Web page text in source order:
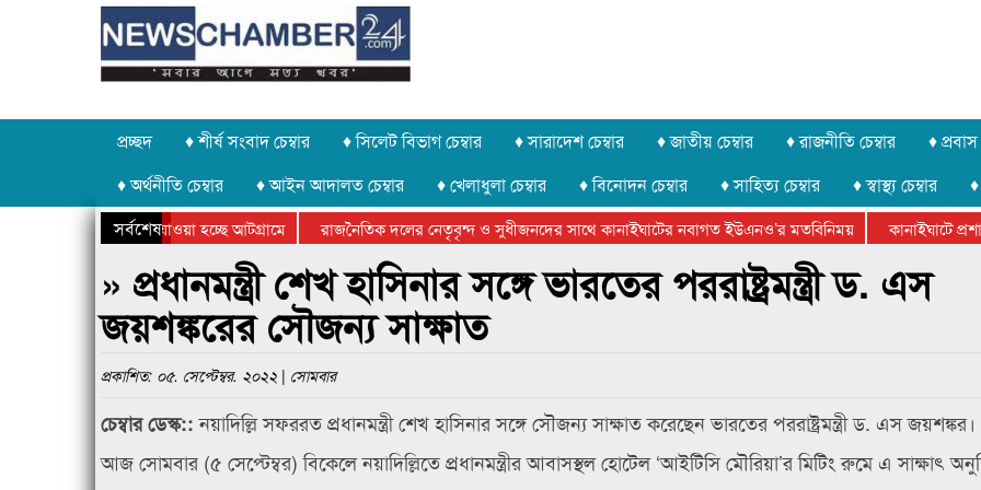
প্রচ্ছদ ♦ শীর্ষ সংবাদ চেম্বার ♦ সিলেট বিভাগ চেম্বার ♦ সারাদেশ চেম্বার ♦ জাতীয় চেম্বার ♦ রাজনীতি চেম্বার ♦ প্রবাস
♦ অর্থনীতি চেম্বার
♦ আইন আদালত চেম্বার ♦ খেলাধুলা চেম্বার ♦ বিনোদন চেম্বার ♦ সাহিত্য চেম্বার ♦ স্বাস্থ্য চেম্বার
সর্বশেষ
চুরি করে নিয়ে যাওয়া হচ্ছে আটগ্রামে রাজনৈতিক দলের নেতৃবৃন্দ ও সুধীজনদের সাথে কানাইঘাটের নবাগত ইউএনও’র মতবিনিময় কানাইঘাটে
ক্রীড়া প্রতিযোগিতার পুরস্কার বিতরণ সম্পন্ন
সিলেটে বাংলাদেশ গ্রুপ থিয়েটার ফেডারেশানের বিভাগীয় অভিনয় কর্মশালা সম্পন্ন
» প্রধানমন্ত্রী শেখ হাসিনার সঙ্গে ভারতের পররাষ্ট্রমন্ত্রী ড. এস
জয়শঙ্করের সৌজন্য সাক্ষাত
প্রকাশিত: ০৫. সেপ্টেম্বর. ২০২২ | সোমবার
চেম্বার ডেস্ক::নয়াদিল্লি সফররত প্রধানমন্ত্রী শেখ হাসিনার সঙ্গে সৌজন্য সাক্ষাত করেছেন ভারতের পররাষ্ট্রমন্ত্রী ড. এস জয়শঙ্কর।
আজ সোমবার (৫ সেপ্টেম্বর) বিকেলে নয়াদিল্লিতে প্রধানমন্ত্রীর আবাসস্থল হোটেল ‘আইটিসি মৌরিয়া’র মিটিং রুমে এ সাক্ষাৎ